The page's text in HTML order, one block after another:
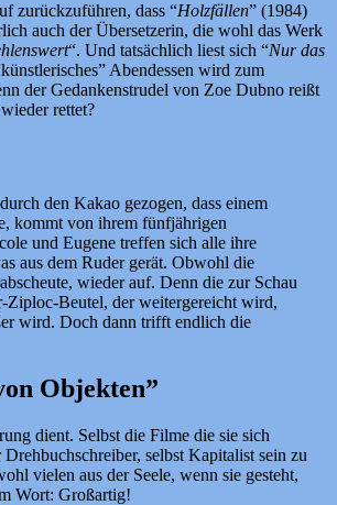
zurückzuführen, dass “Holzfällen” (1984)
auch der Übersetzerin, die wohl das Werk
“. Und tatsächlich liest sich “Nur das
Abendessen wird zum
der Gedankenstrudel von Zoe Dubno reißt
rettet?
den Kakao gezogen, dass einem
kommt von ihrem fünfjährigen
und Eugene treffen sich alle ihre
aus dem Ruder gerät. Obwohl die
wieder auf. Denn die zur Schau
Ziploc-Beutel, der weitergereicht wird,
wird. Doch dann trifft endlich die
Objekten”
dient. Selbst die Filme die sie sich
selbst Kapitalist sein zu
vielen aus der Seele, wenn sie gesteht,
Wort: Großartig!